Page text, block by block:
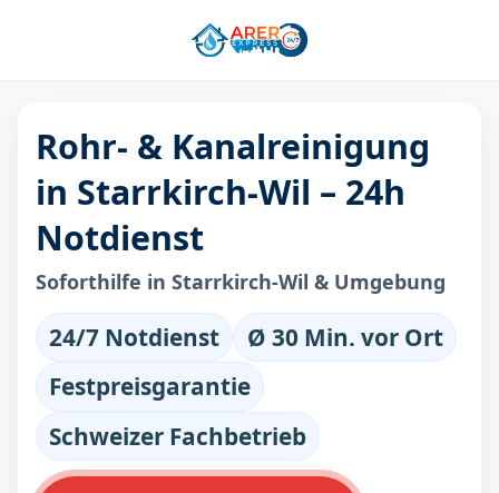
Rohr- & Kanalreinigung
in Starrkirch-Wil – 24h
Notdienst
Soforthilfe in Starrkirch-Wil & Umgebung
24/7 Notdienst
Ø 30 Min. vor Ort
Festpreisgarantie
Schweizer Fachbetrieb